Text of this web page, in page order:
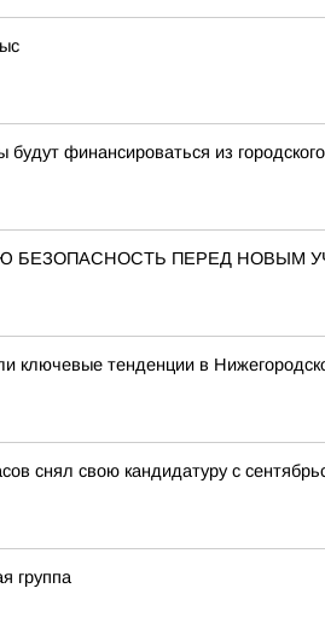
финансироваться из
БЕЗОПАСНОСТЬ ПЕРЕД НОВЫМ
ключевые тенденции в
снял свою кандидатуру с
группа